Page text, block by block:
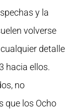
y la
volverse
detalle
hacia ellos.
no
que los Ocho